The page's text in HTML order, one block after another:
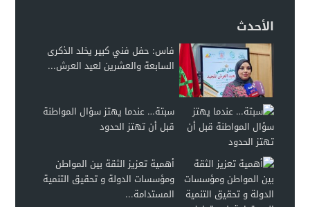
الأحدث
فاس: حفل فني كبير يخلد الذكرى
السابعة والعشرين لعيد العرش...
سبتة… عندما يهتز سؤال المواطنة
قبل أن تهتز الحدود
أهمية تعزيز الثقة بين المواطن
ومؤسسات الدولة و تحقيق التنمية
المستدامة...